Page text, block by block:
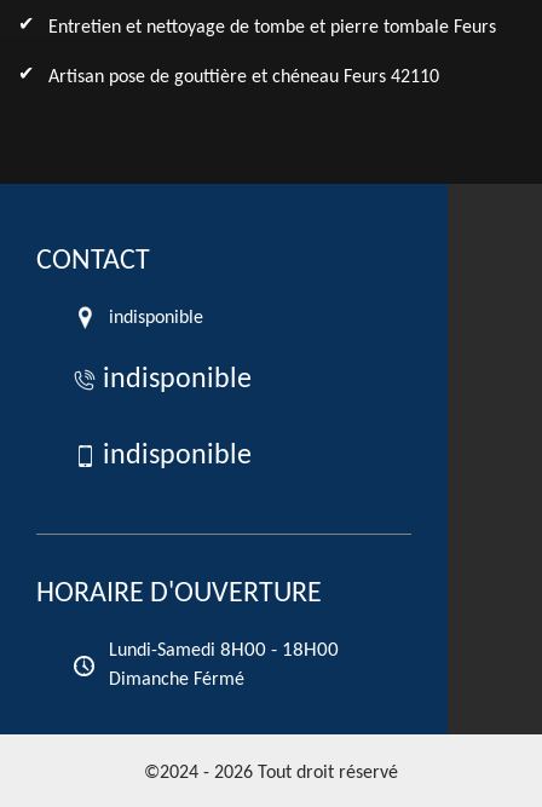
Entretien et nettoyage de tombe et pierre tombale Feurs
Artisan pose de gouttière et chéneau Feurs 42110
CONTACT
indisponible
indisponible
indisponible
HORAIRE D'OUVERTURE
Lundi-Samedi 8H00 - 18H00
Dimanche Férmé
©2024 - 2026 Tout droit réservé